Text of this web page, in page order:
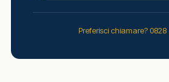
Preferisci chiamare? 0828